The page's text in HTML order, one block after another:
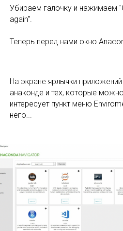
Убираем галочку и нажимаем
again".
Теперь перед нами окно
На экране ярлычки
анаконде и тех, которые
интересует пункт меню
него...